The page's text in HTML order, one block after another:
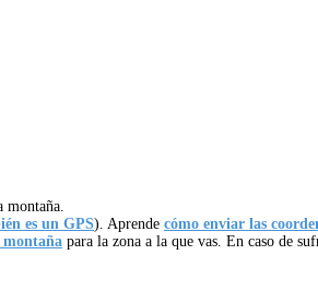
es un GPS). Aprende cómo enviar las
montaña para la zona a la que vas. En caso de